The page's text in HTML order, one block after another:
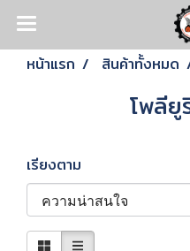
หน้าแรก สินค้าทั้งหมด
โพลียู
เรียงตาม